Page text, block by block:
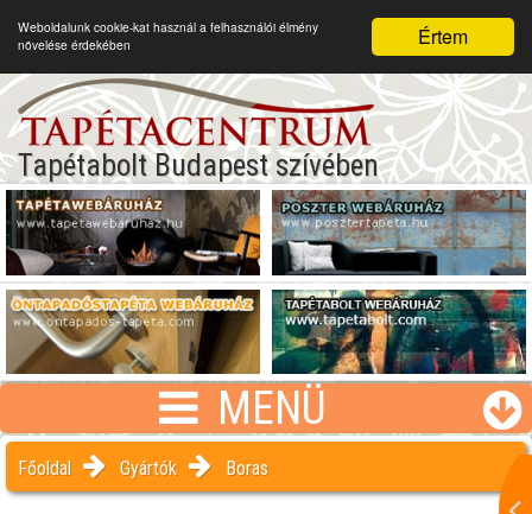
Értem
Weboldalunk cookie-kat használ a felhasználói élmény
növelése érdekében
Tapétabolt Budapest szívében
MENÜ
Főoldal Gyártók Boras